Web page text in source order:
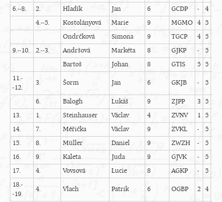
6.--8.
2. Hladík Jan 6 GCDP - 4
4.--5.
Kostolányová Marie 9 MGMO 4 5
Ondrčková
Simona 9 TGCP 4 5
9.--10.
2.--3. Andršová Markéta 8 GJKP - 5
Bartoš
Johan 8 GTIS 5 5
11.-
-12.
3. Šorm Jan 6 GKJB - 5
6. Balogh Lukáš 9 ZJPP 3 5
13.
1. Steinhauser Václav 4 ZVNV 1 5
14.
7. Měřička Václav 9 ZVKL - 5
15.
8. Müller Daniel 9 ZWZH - 5
16.
9. Kaleta Juda 9 GJVK - 5
17.
4. Vovsová Lucie 8 AGKP - 5
18.-
-19.
4. Vlach Patrik 6 OGBP 2 4